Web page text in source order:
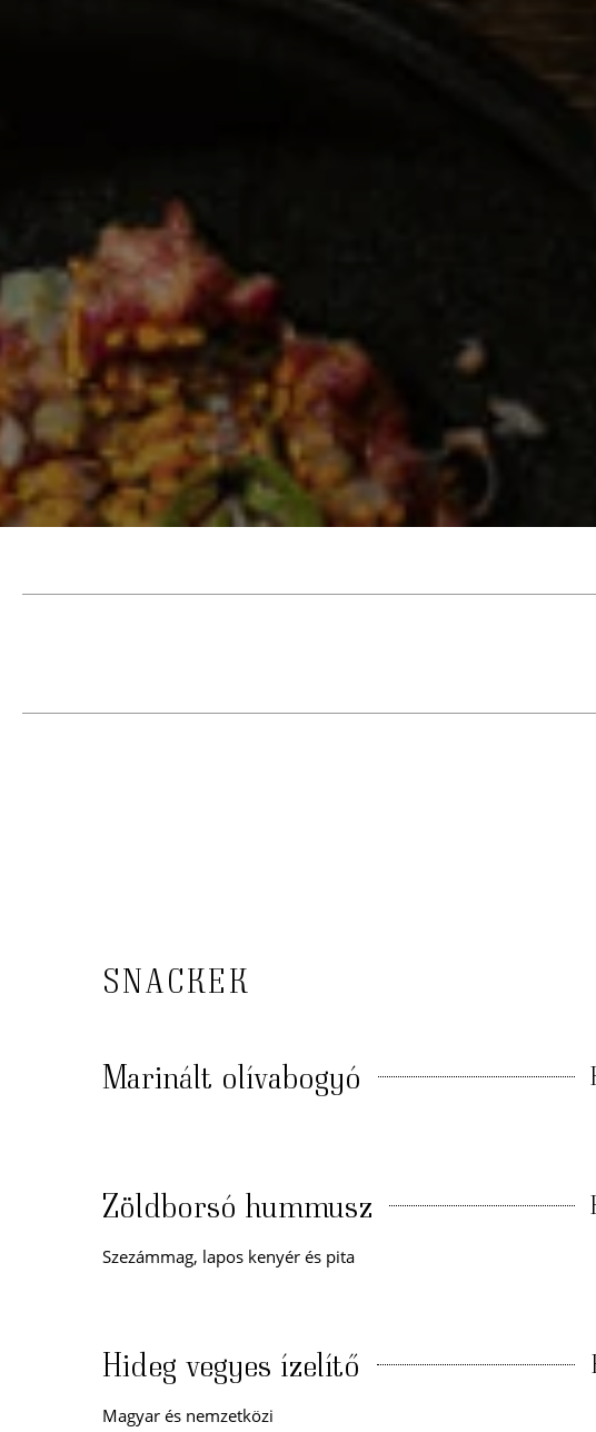
SNACKEK
Marinált olívabogyó
Zöldborsó hummusz
Szezámmag, lapos kenyér és pita
Hideg vegyes ízelítő
Magyar és nemzetközi